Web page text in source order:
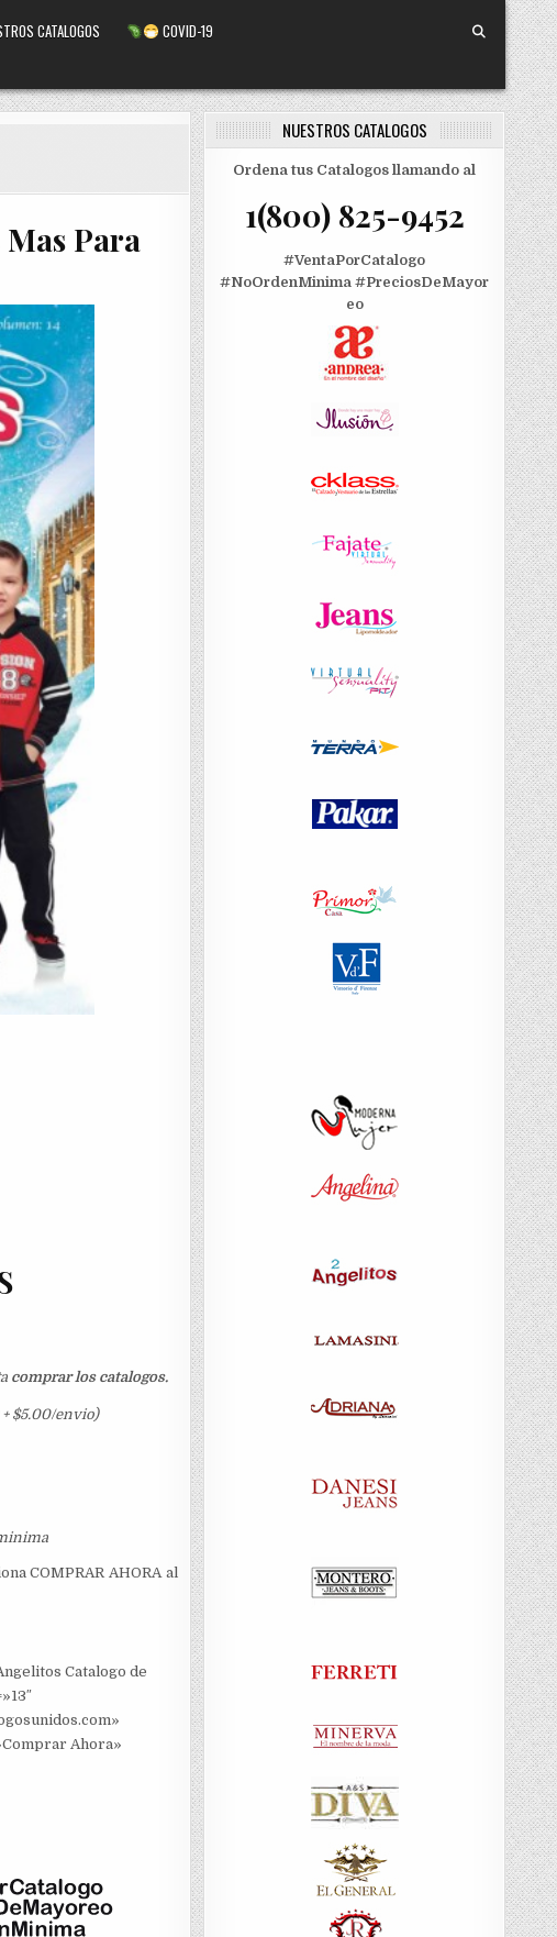
CATALOGOS COVID-19
Para
comprar los catalogos.
$5.00/envio)
COMPRAR AHORA al
Catalogo de
Ahora»
NUESTROS CATALOGOS
Ordena tus Catalogos llamando al
1(800) 825-9452
#VentaPorCatalogo
#NoOrdenMinima #PreciosDeMayor
eo